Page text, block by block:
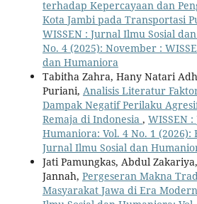
terhadap Kepercayaan dan
Kota Jambi pada Transportasi
WISSEN : Jurnal Ilmu Sosial
No. 4 (2025): November :
dan Humaniora
Tabitha Zahra, Hany Natari
Puriani, Analisis Literatur
Dampak Negatif Perilaku
Remaja di Indonesia , WISSEN
Humaniora: Vol. 4 No. 1 (2026):
Jurnal Ilmu Sosial dan
Jati Pamungkas, Abdul
Jannah, Pergeseran Makna
Masyarakat Jawa di Era Modern